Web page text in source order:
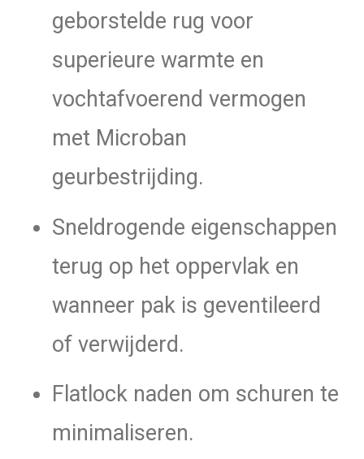
geborstelde rug voor
superieure warmte en
vochtafvoerend vermogen
met Microban
geurbestrijding.
Sneldrogende eigenschappen
terug op het oppervlak en
wanneer pak is geventileerd
of verwijderd.
Flatlock naden om schuren te
minimaliseren.